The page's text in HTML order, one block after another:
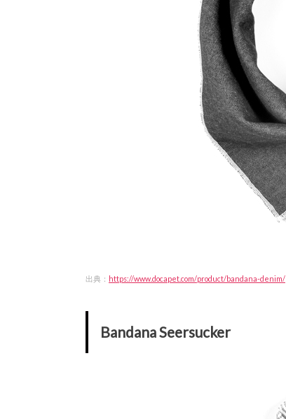
出典： https://www.docapet.com/product/bandana-denim/
Bandana Seersucker